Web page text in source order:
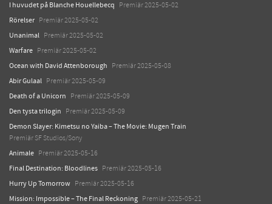
I huvudet på Blanche Houellebecq Premiär 2025-05-02
Rörelser Premiär 2025-05-02
Unanimal Premiär 2025-05-02
Warfare Premiär 2025-05-02
Ocean with David Attenborough Premiär 2025-05-08
Abir Gulaal Premiär 2025-05-09
Death of a Unicorn Premiär 2025-05-09
Den tysta trilogin Premiär 2025-05-09
Demon Slayer: Kimetsu no Yaiba – The Movie: Mugen Train
Premiär SF Studios/Sony
Animale Premiär 2025-05-16
Final Destination: Bloodlines Premiär 2025-05-16
Hurry Up Tomorrow Premiär 2025-05-16
Mission: Impossible – The Final Reckoning Premiär 2025-05-21